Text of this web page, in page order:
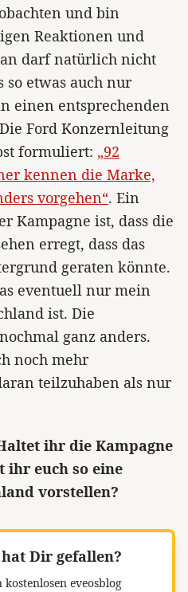
und bin
Reaktionen und
darf natürlich nicht
so etwas auch nur
einen entsprechenden
Ford Konzernleitung
formuliert: „92
kennen die Marke,
vorgehen“. Ein
Kampagne ist, dass die
erregt, dass das
geraten könnte.
eventuell nur mein
ist. Die
ganz anders.
noch mehr
teilzuhaben als nur
ihr die Kampagne
ihr euch so eine
vorstellen?
Dir gefallen?
eveosblog